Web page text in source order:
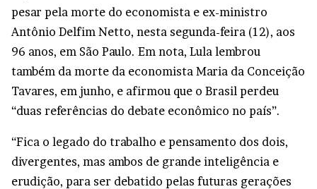
pesar pela morte do economista e ex-ministro
Antônio Delfim Netto, nesta segunda-feira (12), aos
96 anos, em São Paulo. Em nota, Lula lembrou
também da morte da economista Maria da Conceição
Tavares, em junho, e afirmou que o Brasil perdeu
“duas referências do debate econômico no país”.
“Fica o legado do trabalho e pensamento dos dois,
divergentes, mas ambos de grande inteligência e
erudição, para ser debatido pelas futuras gerações